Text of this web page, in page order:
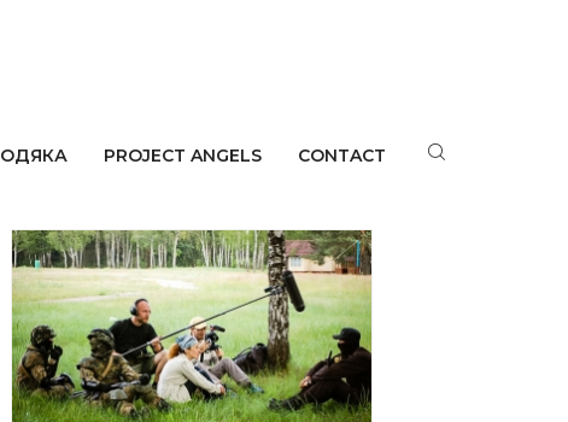
PROJECT ANGELS CONTACT